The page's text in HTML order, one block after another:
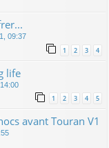
09:37
1 2 3 4
life
1 2 3 4 5
avant Touran V1